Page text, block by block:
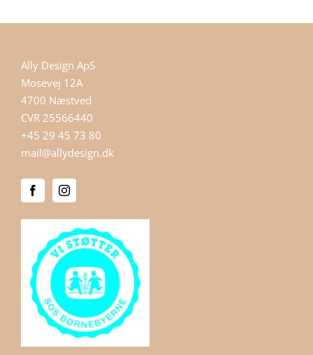
Ally Design ApS
Mosevej 12A
4700 Næstved
CVR 25566440
+45 29 45 73 80
mail@allydesign.dk